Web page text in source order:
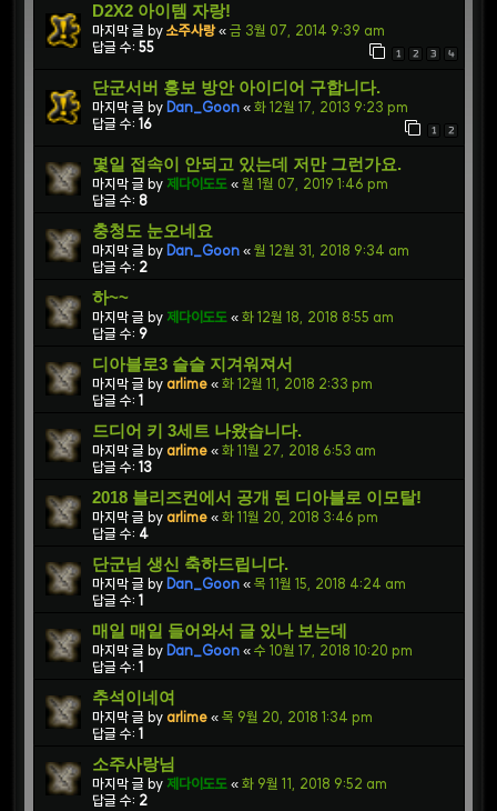
D2X2 아이템 자랑!
마지막 글 by 소주사랑« 금 3월 07, 2014 9:39 am
답글 수: 55 1 2 3 4
단군서버 홍보 방안 아이디어 구합니다.
마지막 글 by Dan_Goon « 화 12월 17, 2013 9:23 pm
답글 수: 16 1 2
몇일 접속이 안되고 있는데 저만 그런가요.
마지막 글 by 제다이도도 « 월 1월 07, 2019 1:46 pm
답글 수: 8
충청도 눈오네요
마지막 글 by Dan_Goon « 월 12월 31, 2018 9:34 am
답글 수: 2
하~~
마지막 글 by 제다이도도 « 화 12월 18, 2018 8:55 am
답글 수: 9
디아블로3 슬슬 지겨워져서
마지막 글 by arlime « 화 12월 11, 2018 2:33 pm
답글 수: 1
드디어 키 3세트 나왔습니다.
마지막 글 by arlime « 화 11월 27, 2018 6:53 am
답글 수: 13
2018 블리즈컨에서 공개 된 디아블로 이모탈!
마지막 글 by arlime « 화 11월 20, 2018 3:46 pm
답글 수: 4
단군님 생신 축하드립니다.
마지막 글 by Dan_Goon « 목 11월 15, 2018 4:24 am
답글 수: 1
매일 매일 들어와서 글 있나 보는데
마지막 글 by Dan_Goon « 수 10월 17, 2018 10:20 pm
답글 수: 1
추석이네여
마지막 글 by arlime « 목 9월 20, 2018 1:34 pm
답글 수: 1
소주사랑님
마지막 글 by 제다이도도 « 화 9월 11, 2018 9:52 am
답글 수: 2